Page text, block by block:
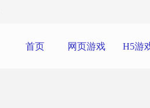
首页 网页游戏 H5游